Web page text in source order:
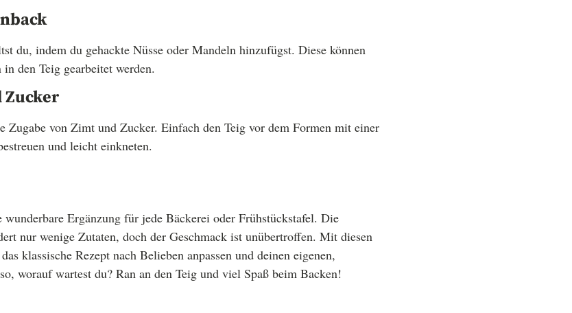
du, indem du gehackte Nüsse oder Mandeln hinzufügst. Diese können
den Teig gearbeitet werden.
Zucker
Zugabe von Zimt und Zucker. Einfach den Teig vor dem Formen mit einer
und leicht einkneten.
Ergänzung für jede Bäckerei oder Frühstückstafel. Die
nur wenige Zutaten, doch der Geschmack ist unübertroffen. Mit diesen
klassische Rezept nach Belieben anpassen und deinen eigenen,
worauf wartest du? Ran an den Teig und viel Spaß beim Backen!